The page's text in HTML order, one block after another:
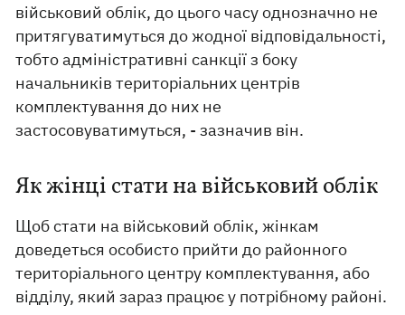
військовий облік, до цього часу однозначно не
притягуватимуться до жодної відповідальності,
тобто адміністративні санкції з боку
начальників територіальних центрів
комплектування до них не
застосовуватимуться, - зазначив він.
Як жінці стати на військовий облік
Щоб стати на військовий облік, жінкам
доведеться особисто прийти до районного
територіального центру комплектування, або
відділу, який зараз працює у потрібному районі.